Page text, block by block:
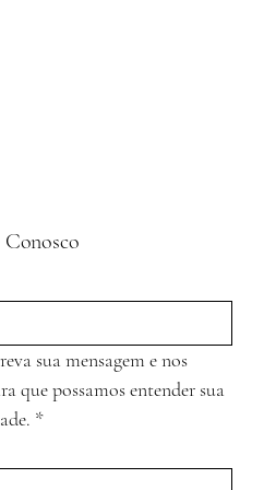
Conosco
sua mensagem e nos
que possamos entender sua
*